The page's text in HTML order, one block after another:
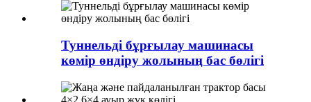
Туннельді бұрғылау машинасы
көмір өндіру жолының бас бөлігі